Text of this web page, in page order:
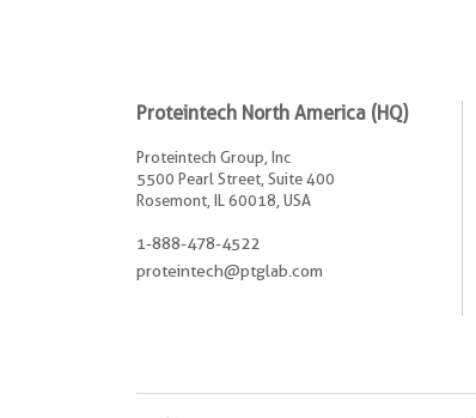
Proteintech North America (HQ)
Proteintech Group, Inc
5500 Pearl Street, Suite 400
Rosemont, IL 60018, USA
1-888-478-4522
proteintech@ptglab.com